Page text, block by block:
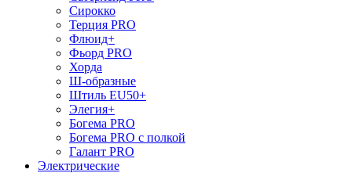
Сирокко
Терция PRO
Флюид+
Фьорд PRO
Хорда
Ш-образные
Штиль EU50+
Элегия+
Богема PRO
Богема PRO с полкой
Галант PRO
Электрические